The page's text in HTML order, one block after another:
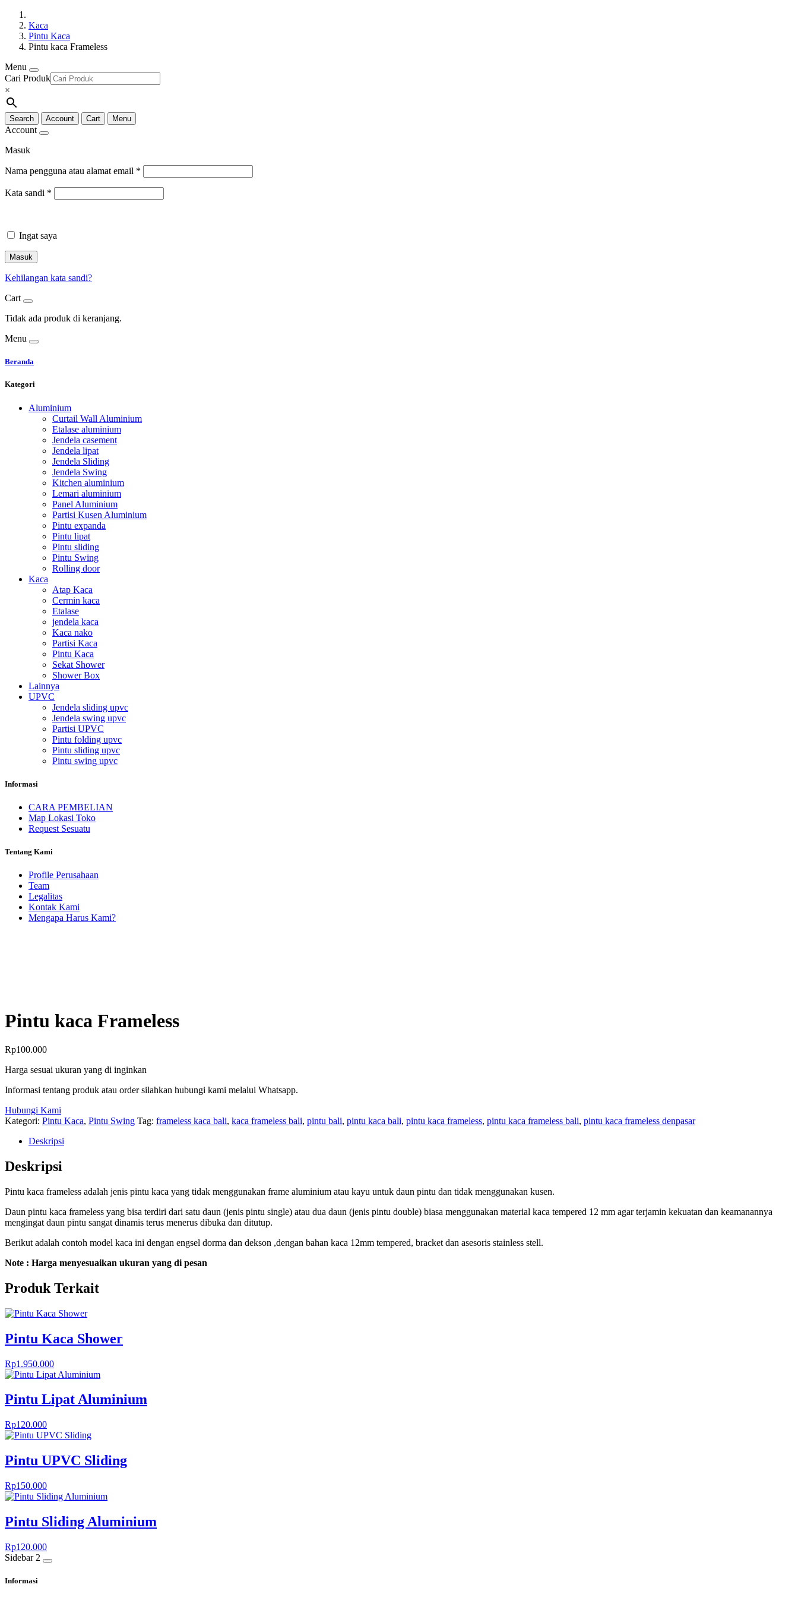
Kaca
Pintu Kaca
Pintu kaca Frameless
Menu
Cari Produk
×
Search Account Cart Menu
Account
Masuk
Nama pengguna atau alamat email *
Kata sandi *
Ingat saya
Masuk
Kehilangan kata sandi?
Cart
Tidak ada produk di keranjang.
Menu
Beranda
Kategori
Aluminium
Curtail Wall Aluminium
Etalase aluminium
Jendela casement
Jendela lipat
Jendela Sliding
Jendela Swing
Kitchen aluminium
Lemari aluminium
Panel Aluminium
Partisi Kusen Aluminium
Pintu expanda
Pintu lipat
Pintu sliding
Pintu Swing
Rolling door
Kaca
Atap Kaca
Cermin kaca
Etalase
jendela kaca
Kaca nako
Partisi Kaca
Pintu Kaca
Sekat Shower
Shower Box
Lainnya
UPVC
Jendela sliding upvc
Jendela swing upvc
Partisi UPVC
Pintu folding upvc
Pintu sliding upvc
Pintu swing upvc
Informasi
CARA PEMBELIAN
Map Lokasi Toko
Request Sesuatu
Tentang Kami
Profile Perusahaan
Team
Legalitas
Kontak Kami
Mengapa Harus Kami?
Pintu kaca Frameless
Rp100.000
Harga sesuai ukuran yang di inginkan
Informasi tentang produk atau order silahkan hubungi kami melalui Whatsapp.
Hubungi Kami
Kategori: Pintu Kaca, Pintu Swing Tag: frameless kaca bali, kaca frameless bali, pintu bali, pintu kaca bali, pintu kaca frameless, pintu kaca frameless bali, pintu kaca frameless denpasar
Deskripsi
Deskripsi
Pintu kaca frameless adalah jenis pintu kaca yang tidak menggunakan frame aluminium atau kayu untuk daun pintu dan tidak menggunakan kusen.
Daun pintu kaca frameless yang bisa terdiri dari satu daun (jenis pintu single) atau dua daun (jenis pintu double) biasa menggunakan material kaca tempered 12 mm agar terjamin kekuatan dan keamanannya
mengingat daun pintu sangat dinamis terus menerus dibuka dan ditutup.
Berikut adalah contoh model kaca ini dengan engsel dorma dan dekson ,dengan bahan kaca 12mm tempered, bracket dan asesoris stainless stell.
Note : Harga menyesuaikan ukuran yang di pesan
Produk Terkait
Pintu Kaca Shower
Rp1.950.000
Pintu Lipat Aluminium
Rp120.000
Pintu UPVC Sliding
Rp150.000
Pintu Sliding Aluminium
Rp120.000
Sidebar 2
Informasi